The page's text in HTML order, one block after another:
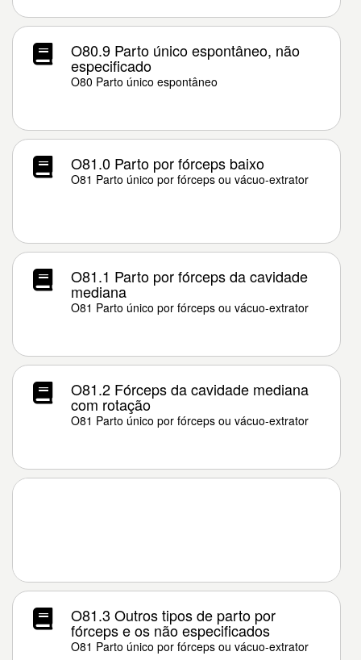
O80.9 Parto único espontâneo, não
especificado
O80 Parto único espontâneo
O81.0 Parto por fórceps baixo
O81 Parto único por fórceps ou vácuo-extrator
O81.1 Parto por fórceps da cavidade
mediana
O81 Parto único por fórceps ou vácuo-extrator
O81.2 Fórceps da cavidade mediana
com rotação
O81 Parto único por fórceps ou vácuo-extrator
O81.3 Outros tipos de parto por
fórceps e os não especificados
O81 Parto único por fórceps ou vácuo-extrator